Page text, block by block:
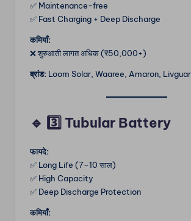
✅ Maintenance-free
✅ Fast Charging + Deep Discharge
कमियाँ:
❌ शुरुआती लागत अधिक (₹50,000+)
ब्रांड: Loom Solar, Waaree, Amaron,
🔹 3️⃣ Tubular Battery
फायदे:
✅ Long Life (7–10 साल)
✅ High Capacity
✅ Deep Discharge Protection
कमियाँ: